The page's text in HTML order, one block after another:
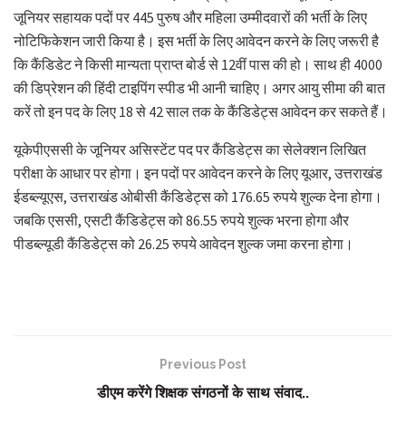
जूनियर सहायक पदों पर 445 पुरुष और महिला उम्‍मीदवारों की भर्ती के लिए
नोटिफिकेशन जारी किया है। इस भर्ती के लिए आवेदन करने के लिए जरूरी है
कि कैंडिडेट ने किसी मान्यता प्राप्त बोर्ड से 12वीं पास की हो। साथ ही 4000
की डिप्रेशन की हिंदी टाइपिंग स्‍पीड भी आनी चाहिए। अगर आयु सीमा की बात
करें तो इन पद के लिए 18 से 42 साल तक के कैंडिडेट्स आवेदन कर सकते हैं।
यूकेपीएससी के जूनियर असिस्टेंट पद पर कैंडिडेट्स का सेलेक्शन लिखित
परीक्षा के आधार पर होगा। इन पदों पर आवेदन करने के लिए यूआर, उत्तराखंड
ईडब्ल्यूएस, उत्तराखंड ओबीसी कैंडिडेट्स को 176.65 रुपये शुल्क देना होगा।
जबकि एससी, एसटी कैंडिडेट्स को 86.55 रुपये शुल्क भरना होगा और
पीडब्ल्यूडी कैंडिडेट्स को 26.25 रुपये आवेदन शुल्क जमा करना होगा।
Previous Post
डीएम करेंगे शिक्षक संगठनों के साथ संवाद..